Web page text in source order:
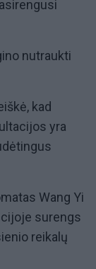
nutraukti
kad
yra
Wang Yi
surengs
reikalų